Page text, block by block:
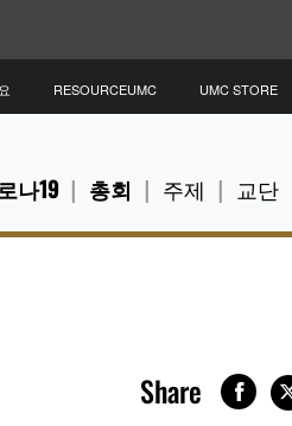
나19 총회 주제 교단
RESOURCEUMC UMC STORE
Share